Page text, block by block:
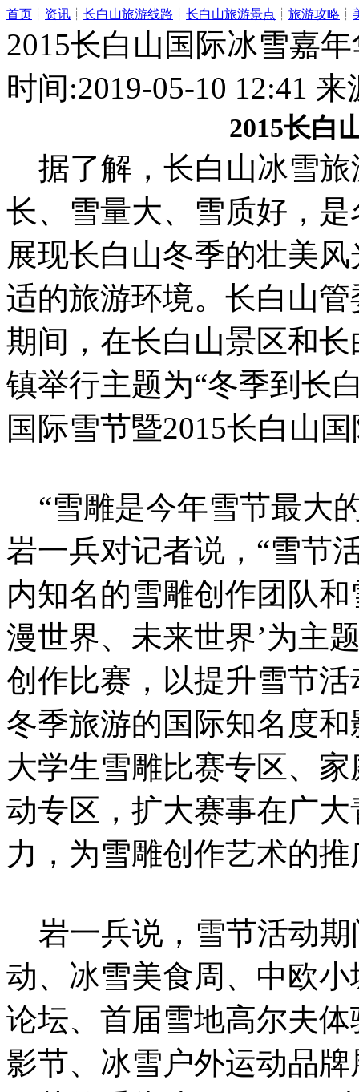
首页 ┊ 资讯 ┊ 长白山旅游线路 ┊ 长白山旅游景点 ┊ 旅游攻略 ┊
2015长白山国际冰雪嘉
时间:2019-05-10 12:41
2015长白
据了解，长白山冰雪旅
长、雪量大、雪质好，
展现长白山冬季的壮美
适的旅游环境。长白山管
期间，在长白山景区和
镇举行主题为“冬季到长
国际雪节暨2015长白山
“雪雕是今年雪节最大
岩一兵对记者说，“雪节
内知名的雪雕创作团队
漫世界、未来世界’为主
创作比赛，以提升雪节
冬季旅游的国际知名度
大学生雪雕比赛专区、
动专区，扩大赛事在广
力，为雪雕创作艺术的
岩一兵说，雪节活动期
动、冰雪美食周、中欧
论坛、首届雪地高尔夫
影节、冰雪户外运动品